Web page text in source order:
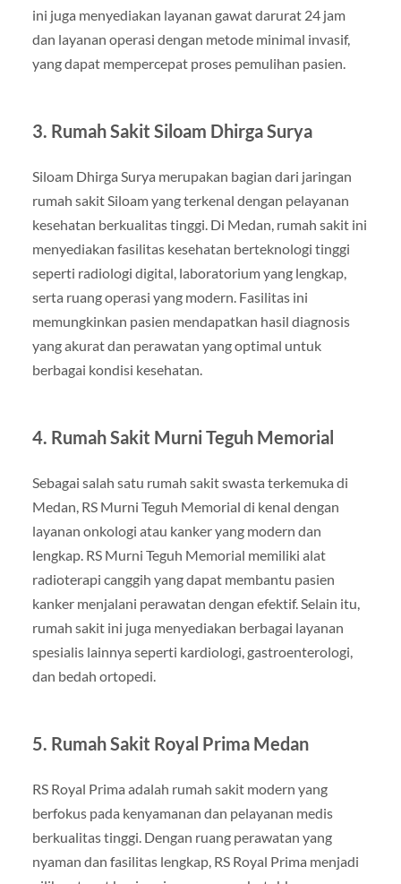
ini juga menyediakan layanan gawat darurat 24 jam
dan layanan operasi dengan metode minimal invasif,
yang dapat mempercepat proses pemulihan pasien.
3. Rumah Sakit Siloam Dhirga Surya
Siloam Dhirga Surya merupakan bagian dari jaringan
rumah sakit Siloam yang terkenal dengan pelayanan
kesehatan berkualitas tinggi. Di Medan, rumah sakit ini
menyediakan fasilitas kesehatan berteknologi tinggi
seperti radiologi digital, laboratorium yang lengkap,
serta ruang operasi yang modern. Fasilitas ini
memungkinkan pasien mendapatkan hasil diagnosis
yang akurat dan perawatan yang optimal untuk
berbagai kondisi kesehatan.
4. Rumah Sakit Murni Teguh Memorial
Sebagai salah satu rumah sakit swasta terkemuka di
Medan, RS Murni Teguh Memorial di kenal dengan
layanan onkologi atau kanker yang modern dan
lengkap. RS Murni Teguh Memorial memiliki alat
radioterapi canggih yang dapat membantu pasien
kanker menjalani perawatan dengan efektif. Selain itu,
rumah sakit ini juga menyediakan berbagai layanan
spesialis lainnya seperti kardiologi, gastroenterologi,
dan bedah ortopedi.
5. Rumah Sakit Royal Prima Medan
RS Royal Prima adalah rumah sakit modern yang
berfokus pada kenyamanan dan pelayanan medis
berkualitas tinggi. Dengan ruang perawatan yang
nyaman dan fasilitas lengkap, RS Royal Prima menjadi